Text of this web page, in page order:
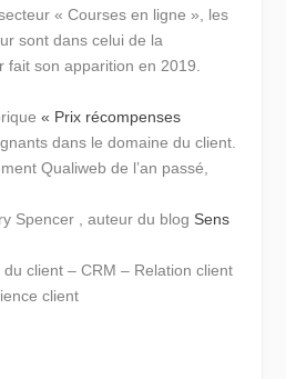
« Courses en ligne », les
sont dans celui de la
fait son apparition en 2019.
« Prix récompenses
dans le domaine du client.
Qualiweb de l’an passé,
Spencer , auteur du blog Sens
client – CRM – Relation client
client